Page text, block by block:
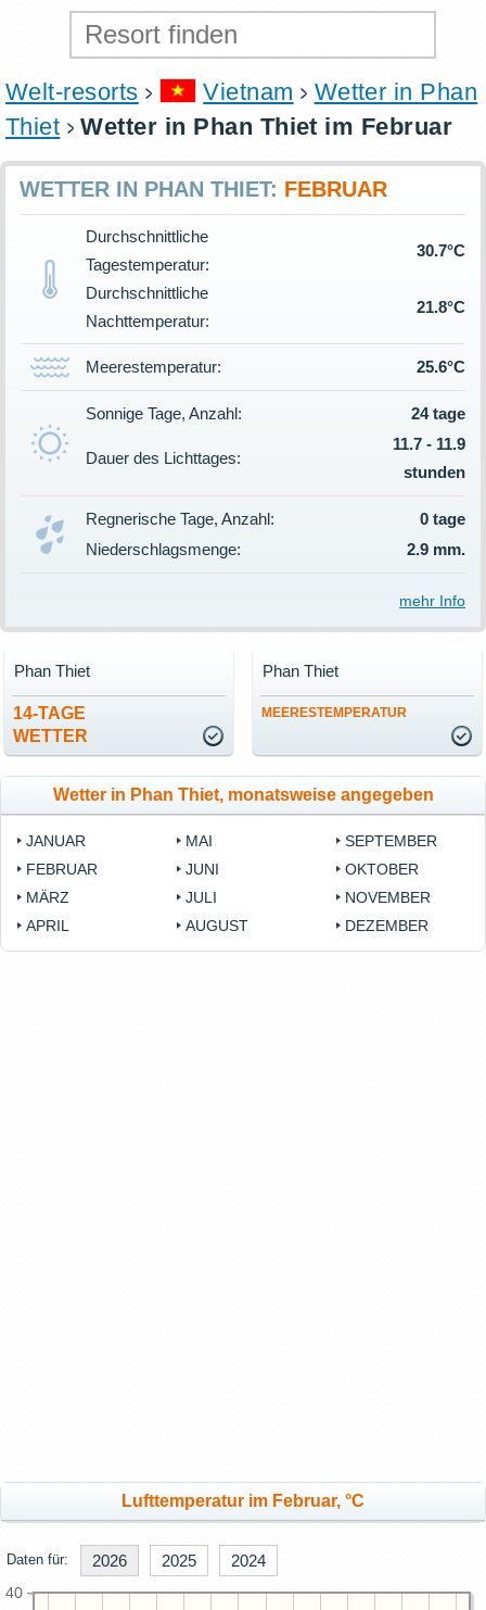
Welt-resorts Vietnam
Wetter in Phan
Thiet
Wetter in Phan Thiet im Februar
WETTER IN PHAN THIET: FEBRUAR
Durchschnittliche
Tagestemperatur:
30.7°C
Durchschnittliche
Nachttemperatur:
21.8°C
Meerestemperatur: 25.6°C
Sonnige Tage, Anzahl: 24 tage
Dauer des Lichttages:
11.7 - 11.9
stunden
Regnerische Tage, Anzahl:
0 tage
Niederschlagsmenge:
2.9 mm.
mehr Info
14-TAGE
WETTER
Phan Thiet
MEERESTEMPERATUR
Phan Thiet
Wetter in Phan Thiet, monatsweise angegeben
JANUAR
FEBRUAR
MÄRZ
APRIL
MAI
JUNI
JULI
AUGUST
SEPTEMBER
OKTOBER
NOVEMBER
DEZEMBER
Lufttemperatur im Februar, °C
Daten für: 2026 2025 2024
40